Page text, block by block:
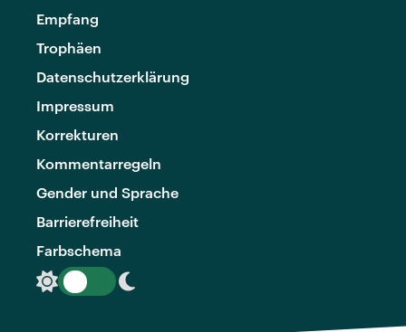
Empfang
Trophäen
Datenschutzerklärung
Impressum
Korrekturen
Kommentarregeln
Gender und Sprache
Barrierefreiheit
Farbschema